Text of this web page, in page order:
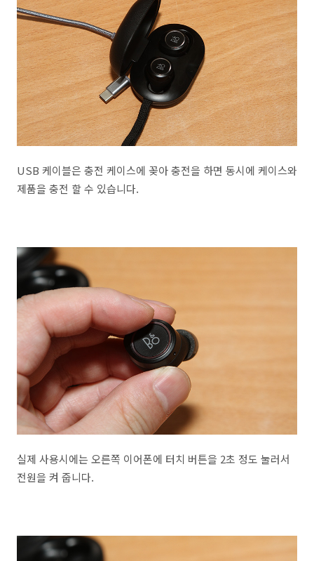
USB 케이블은 충전 케이스에 꽂아 충전을 하면 동시에 케이스와
제품을 충전 할 수 있습니다.
실제 사용시에는 오른쪽 이어폰에 터치 버튼을 2초 정도 눌러서
전원을 켜 줍니다.